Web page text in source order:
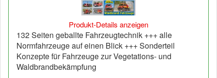
Produkt-Details anzeigen
132 Seiten geballte Fahrzeugtechnik +++ alle
Normfahrzeuge auf einen Blick +++ Sonderteil
Konzepte für Fahrzeuge zur Vegetations- und
Waldbrandbekämpfung